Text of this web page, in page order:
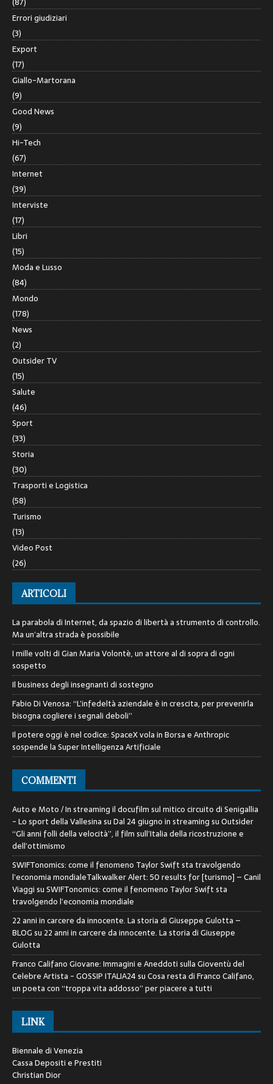
Errori giudiziari
(3)
Export
(17)
Giallo-Martorana
(9)
Good News
(9)
Hi-Tech
(67)
Internet
(39)
Interviste
(17)
Libri
(15)
Moda e Lusso
(84)
Mondo
(178)
News
(2)
Outsider TV
(15)
Salute
(46)
Sport
(33)
Storia
(30)
Trasporti e Logistica
(58)
Turismo
(13)
Video Post
(26)
ARTICOLI
La parabola di Internet, da spazio di libertà a strumento di controllo.
Ma un’altra strada è possibile
I mille volti di Gian Maria Volontè, un attore al di sopra di ogni
sospetto
Il business degli insegnanti di sostegno
Fabio Di Venosa: “L’infedeltà aziendale è in crescita, per prevenirla
bisogna cogliere i segnali deboli”
Il potere oggi è nel codice: SpaceX vola in Borsa e Anthropic
sospende la Super Intelligenza Artificiale
COMMENTI
Auto e Moto / In streaming il docufilm sul mitico circuito di Senigallia
- Lo sport della VallesinasuDal 24 giugno in streaming su Outsider
“Gli anni folli della velocità”, il film sull’Italia della ricostruzione e
dell’ottimismo
SWIFTonomics: come il fenomeno Taylor Swift sta travolgendo
l’economia mondialeTalkwalker Alert: 50 results for [turismo] – Canil
ViaggisuSWIFTonomics: come il fenomeno Taylor Swift sta
travolgendo l’economia mondiale
22 anni in carcere da innocente. La storia di Giuseppe Gulotta –
BLOGsu 22 anni in carcere da innocente. La storia di Giuseppe
Gulotta
Franco Califano Giovane: Immagini e Aneddoti sulla Gioventù del
Celebre Artista - GOSSIP ITALIA24suCosa resta di Franco Califano,
un poeta con “troppa vita addosso” per piacere a tutti
LINK
Biennale di Venezia
Cassa Depositi e Prestiti
Christian Dior